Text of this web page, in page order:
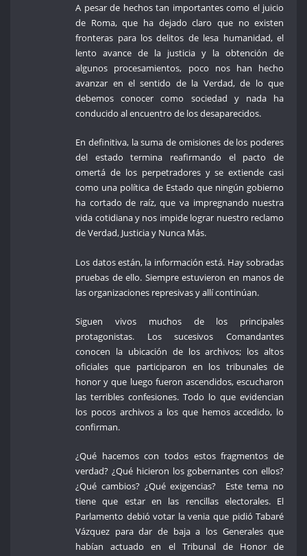
A pesar de hechos tan importantes como el juicio
de Roma, que ha dejado claro que no existen
fronteras para los delitos de lesa humanidad, el
lento avance de la justicia y la obtención de
algunos procesamientos, poco nos han hecho
avanzar en el sentido de la Verdad, de lo que
debemos conocer como sociedad y nada ha
conducido al encuentro de los desaparecidos.
En definitiva, la suma de omisiones de los poderes
del estado termina reafirmando el pacto de
omertá de los perpetradores y se extiende casi
como una política de Estado que ningún gobierno
ha cortado de raíz, que va impregnando nuestra
vida cotidiana y nos impide lograr nuestro reclamo
de Verdad, Justicia y Nunca Más.
Los datos están, la información está. Hay sobradas
pruebas de ello. Siempre estuvieron en manos de
las organizaciones represivas y allí continúan.
Siguen vivos muchos de los principales
protagonistas. Los sucesivos Comandantes
conocen la ubicación de los archivos; los altos
oficiales que participaron en los tribunales de
honor y que luego fueron ascendidos, escucharon
las terribles confesiones. Todo lo que evidencian
los pocos archivos a los que hemos accedido, lo
confirman.
¿Qué hacemos con todos estos fragmentos de
verdad? ¿Qué hicieron los gobernantes con ellos?
¿Qué cambios? ¿Qué exigencias? Este tema no
tiene que estar en las rencillas electorales. El
Parlamento debió votar la venia que pidió Tabaré
Vázquez para dar de baja a los Generales que
habían actuado en el Tribunal de Honor de